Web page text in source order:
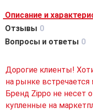
Описание и
Отзывы 0
Вопросы и ответы 0
Дорогие клиенты!
на рынке встречается
Бренд Zippo не несет
купленные на